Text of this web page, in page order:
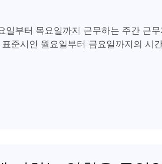
부터 목요일까지 근무하는 주간 근
준시인 월요일부터 금요일까지의 시